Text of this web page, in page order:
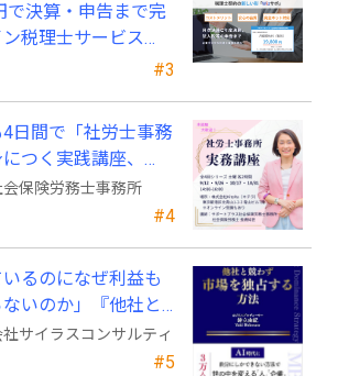
#3
で決算・申告まで完
税理士サービス
#4
日間で「社労士事務
つく実践講座、
保険労務士事務所
#5
いるのになぜ利益も
いのか」『他社と
占する方法』発売
サイラスコンサルティ